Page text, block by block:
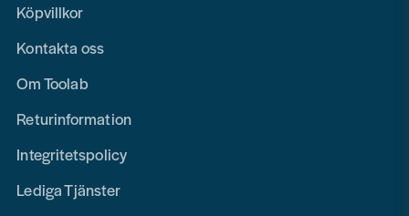
Köpvillkor
Kontakta oss
Om Toolab
Returinformation
Integritetspolicy
Lediga Tjänster